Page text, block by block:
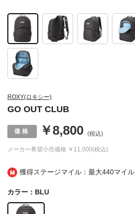
獲得ステージマイル：最大440マイル
ROXY(ロキシー)
GO OUT CLUB
メーカー希望小売価格 ￥11,000(税込)
￥8,800 (税込)
カラー：BLU